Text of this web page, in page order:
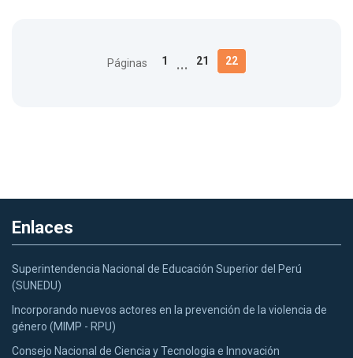
Páginas 1 … 21 22
Enlaces
Superintendencia Nacional de Educación Superior del Perú
(SUNEDU)
Incorporando nuevos actores en la prevención de la violencia de
género (MIMP - RPU)
Consejo Nacional de Ciencia y Tecnologia e Innovación